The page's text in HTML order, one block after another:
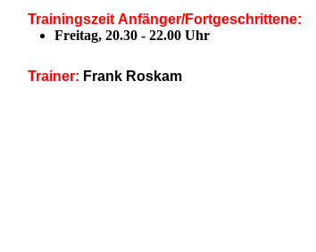
Trainingszeit Anfänger/Fortgeschrittene:
Freitag, 20.30 - 22.00 Uhr
Trainer: Frank Roskam